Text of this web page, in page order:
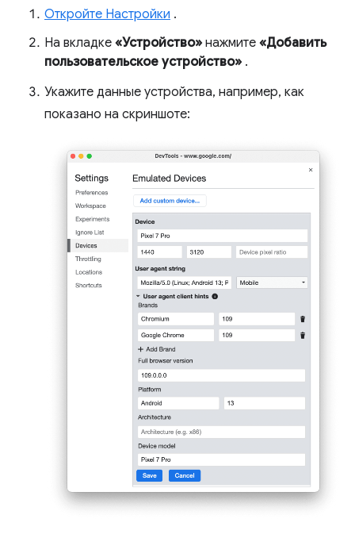
Откройте Настройки .
На вкладке «Устройство» нажмите «Добавить
пользовательское устройство» .
Укажите данные устройства, например, как
показано на скриншоте: